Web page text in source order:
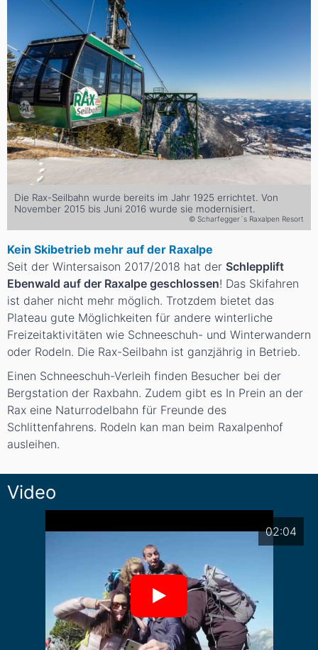
Die Rax-Seilbahn wurde bereits im Jahr 1925 errichtet. Von
November 2015 bis Juni 2016 wurde sie modernisiert.
© Scharfegger´s Raxalpen Resort
Kein Skibetrieb mehr auf der Raxalpe
Seit der Wintersaison 2017/2018 hat der Schlepplift
Ebenwald auf der Raxalpe geschlossen! Das Skifahren
ist daher nicht mehr möglich. Trotzdem bietet das
Plateau gute Möglichkeiten für andere winterliche
Freizeitaktivitäten wie Schneeschuh- und Winterwandern
oder Rodeln. Die Rax-Seilbahn ist ganzjährig in Betrieb.
Einen Schneeschuh-Verleih finden Besucher bei der
Bergstation der Raxbahn. Zudem gibt es In Prein an der
Rax eine Naturrodelbahn für Freunde des
Schlittenfahrens. Rodeln kan man beim Raxalpenhof
ausleihen.
Video
02:04